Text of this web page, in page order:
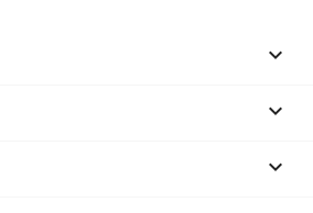


